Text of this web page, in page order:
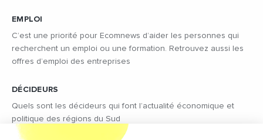
EMPLOI
C’est une priorité pour Ecomnews d’aider les personnes qui
recherchent un emploi ou une formation. Retrouvez aussi les
offres d’emploi des entreprises
DÉCIDEURS
Quels sont les décideurs qui font l’actualité économique et
politique des régions du Sud